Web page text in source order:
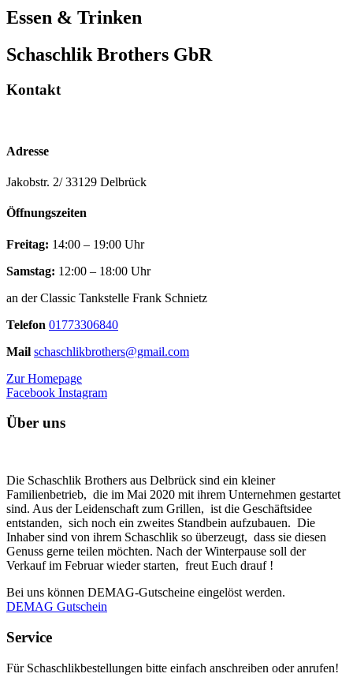
Essen & Trinken
Schaschlik Brothers GbR
Kontakt
Adresse
Jakobstr. 2/ 33129 Delbrück
Öffnungszeiten
Freitag: 14:00 – 19:00 Uhr
Samstag: 12:00 – 18:00 Uhr
an der Classic Tankstelle Frank Schnietz
Telefon 01773306840
Mail schaschlikbrothers@gmail.com
Zur Homepage
Facebook Instagram
Über uns
Die Schaschlik Brothers aus Delbrück sind ein kleiner
Familienbetrieb, die im Mai 2020 mit ihrem Unternehmen gestartet
sind. Aus der Leidenschaft zum Grillen, ist die Geschäftsidee
entstanden, sich noch ein zweites Standbein aufzubauen. Die
Inhaber sind von ihrem Schaschlik so überzeugt, dass sie diesen
Genuss gerne teilen möchten. Nach der Winterpause soll der
Verkauf im Februar wieder starten, freut Euch drauf !
Bei uns können DEMAG-Gutscheine eingelöst werden.
DEMAG Gutschein
Service
Für Schaschlikbestellungen bitte einfach anschreiben oder anrufen!